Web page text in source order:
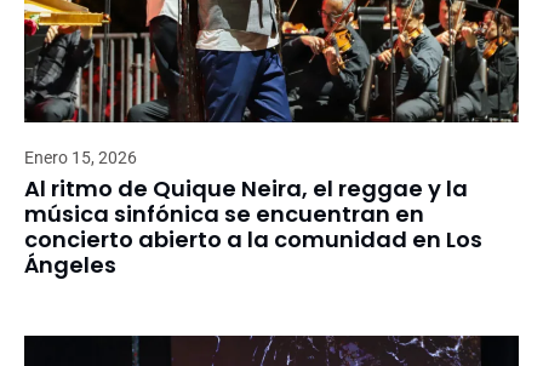
Enero 15, 2026
Al ritmo de Quique Neira, el reggae y la
música sinfónica se encuentran en
concierto abierto a la comunidad en Los
Ángeles